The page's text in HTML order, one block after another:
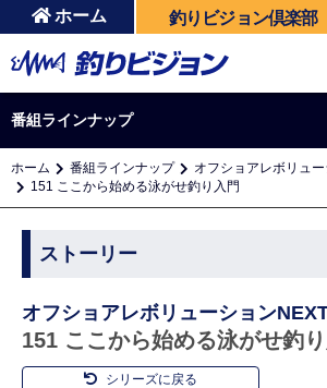
ホーム 釣りビジョン倶楽部
番組ラインナップ
ホーム 番組ラインナップ
オフショアレボリュ
151 ここから始める泳がせ釣り入門
ストーリー
オフショアレボリューション
151 ここから始める泳がせ釣
シリーズに戻る